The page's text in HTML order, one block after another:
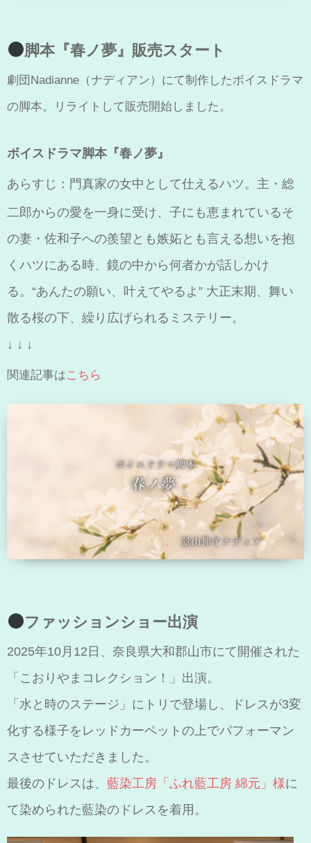
脚本『春ノ夢』販売スタート
劇団Nadianne（ナディアン）にて制作したボイスドラマ
の脚本。リライトして販売開始しました。
ボイスドラマ脚本『春ノ夢』
あらすじ： 門真家の女中として仕えるハツ。主・総
二郎からの愛を一身に受け、子にも恵まれているそ
の妻・佐和子への羨望とも嫉妬とも言える想いを抱
くハツにある時、鏡の中から何者かが話しかけ
る。“あんたの願い、叶えてやるよ” 大正末期、舞い
散る桜の下、繰り広げられるミステリー。
↓ ↓ ↓
関連記事はこちら
ファッションショー出演
2025年10月12日、奈良県大和郡山市にて開催された
「こおりやまコレクション！」出演。
「水と時のステージ」にトリで登場し、ドレスが3変
化する様子をレッドカーペットの上でパフォーマン
スさせていただきました。
最後のドレスは、 藍染工房「ふれ藍工房 綿元」様に
て染められた藍染のドレスを着用。